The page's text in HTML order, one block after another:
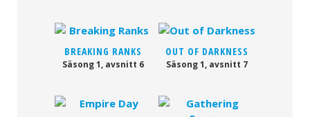
BREAKING RANKS
Säsong 1, avsnitt 6
OUT OF DARKNESS
Säsong 1, avsnitt 7